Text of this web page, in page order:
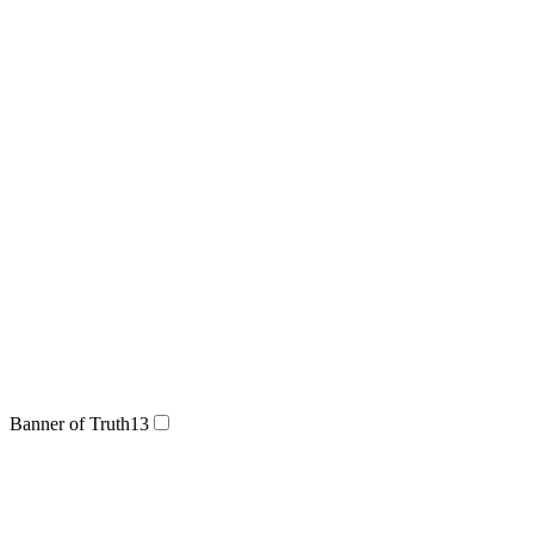
Banner of Truth13